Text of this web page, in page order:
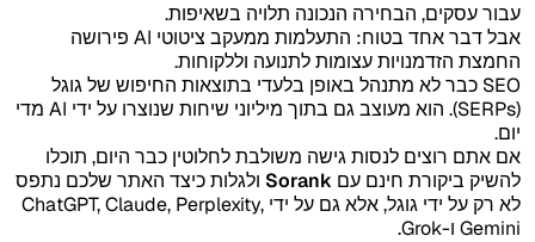
עבור עסקים, הבחירה הנכונה תלויה בשאיפות.
אבל דבר אחד בטוח: התעלמות ממעקב ציטוטי AI פירושה
החמצת הזדמנויות עצומות לתנועה וללקוחות.
SEO כבר לא מתנהל באופן בלעדי בתוצאות החיפוש של גוגל
(SERPs). הוא מעוצב גם בתוך מיליוני שיחות שנוצרו על ידי AI מדי
יום.
אם אתם רוצים לנסות גישה משולבת לחלוטין כבר היום, תוכלו
להשיק ביקורת חינם עם Sorank ולגלות כיצד האתר שלכם נתפס
לא רק על ידי גוגל, אלא גם על ידי ChatGPT, Claude, Perplexity,
Gemini ו-Grok.